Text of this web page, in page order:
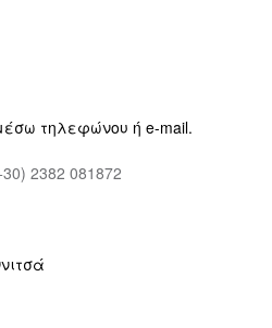
τηλεφώνου ή e-mail.
2382 081872